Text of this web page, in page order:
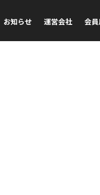
お知らせ 運営会社 会